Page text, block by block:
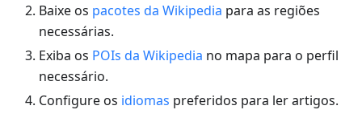
Baixe os pacotes da Wikipedia para as regiões
necessárias.
Exiba os POIs da Wikipedia no mapa para o perfil
necessário.
Configure os idiomas preferidos para ler artigos.